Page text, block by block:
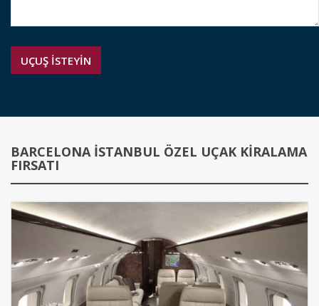
BARCELONA İSTANBUL ÖZEL UÇAK KIRALAMA
FIRSATI